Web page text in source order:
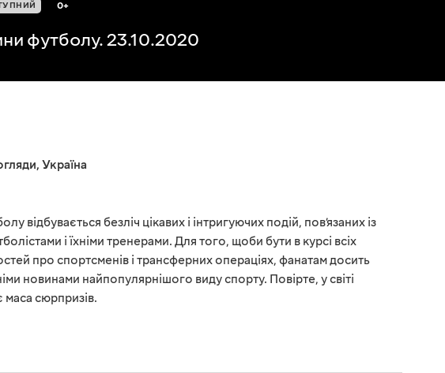
0+
футболу. 23.10.2020
, Україна
відбувається безліч цікавих і інтригуючих подій, пов’язаних із
і їхніми тренерами. Для того, щоби бути в курсі всіх
про спортсменів і трансферних операціях, фанатам досить
новинами найпопулярнішого виду спорту. Повірте, у світі
сюрпризів.